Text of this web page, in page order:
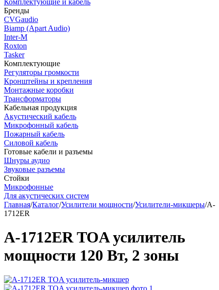
Комплектующие и кабель
Бренды
CVGaudio
Biamp (Apart Audio)
Inter-M
Roxton
Tasker
Комплектующие
Регуляторы громкости
Кронштейны и крепления
Монтажные коробки
Трансформаторы
Кабельная продукция
Акустический кабель
Микрофонный кабель
Пожарный кабель
Силовой кабель
Готовые кабели и разъемы
Шнуры аудио
Звуковые разъемы
Стойки
Микрофонные
Для акустических систем
Главная/Каталог/Усилители мощности/Усилители-микшеры/A-
1712ER
A-1712ER TOA усилитель
мощности 120 Вт, 2 зоны